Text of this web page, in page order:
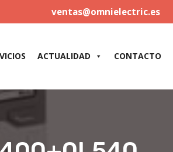
ventas@omnielectric.es
ACTUALIDAD CONTACTO